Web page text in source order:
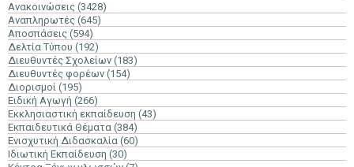
Ανακοινώσεις (3428)
Αναπληρωτές (645)
Αποσπάσεις (594)
Δελτία Τύπου (192)
Διευθυντές Σχολείων (183)
Διευθυντές φορέων (154)
Διορισμοί (195)
Ειδική Αγωγή (266)
Εκκλησιαστική εκπαίδευση (43)
Εκπαιδευτικά Θέματα (384)
Ενισχυτική Διδασκαλία (60)
Ιδιωτική Εκπαίδευση (30)